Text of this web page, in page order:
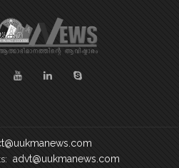
advt@uukmanews.com